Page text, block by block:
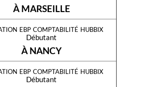
À MARSEILLE
ebp comptabilité hubbix
Débutant
À NANCY
ebp comptabilité hubbix
Débutant